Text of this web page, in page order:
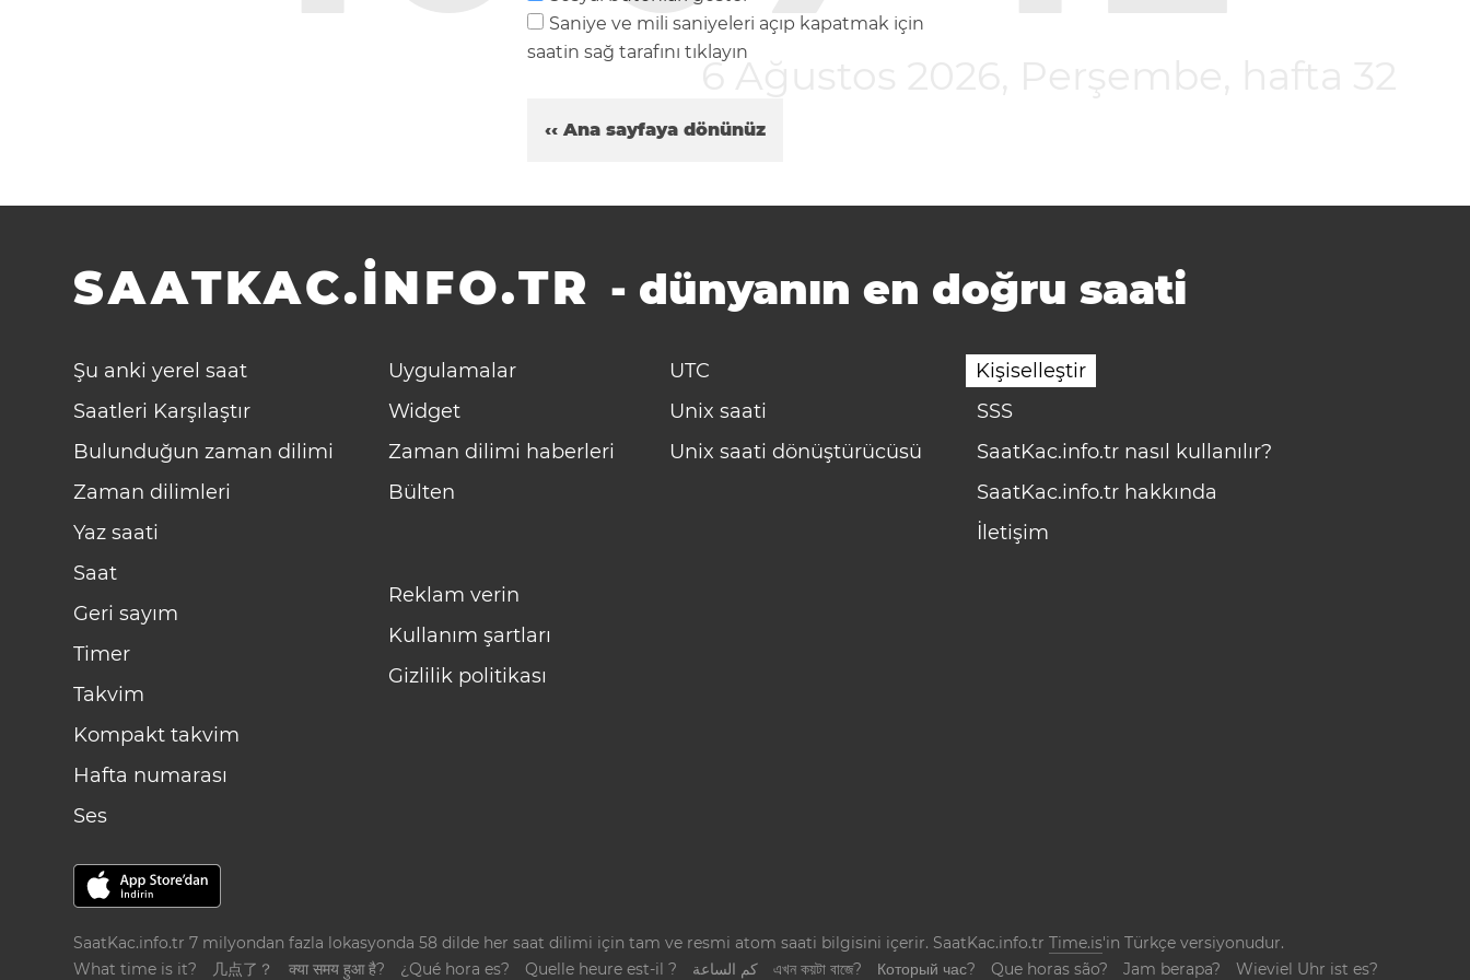
6 Ağustos 2026, Perşembe,
Saniye ve mili saniyeleri açıp kapatmak için
saatin sağ tarafını tıklayın
‹‹ Ana sayfaya dönünüz
SAATKAC.INFO.TR - dünyanın en doğru saati
Şu anki yerel saat
Saatleri Karşılaştır
Bulunduğun zaman dilimi
Zaman dilimleri
Yaz saati
Saat
Geri sayım
Timer
Takvim
Kompakt takvim
Hafta numarası
Ses
Uygulamalar
Widget
Zaman dilimi haberleri
Bülten
UTC
Unix saati
Unix saati dönüştürücüsü
Kişiselleştir
SSS
SaatKac.info.tr nasıl kullanılır?
SaatKac.info.tr hakkında
İletişim
Reklam verin
Kullanım şartları
Gizlilik politikası
SaatKac.info.tr 7 milyondan fazla lokasyonda 58 dilde her saat dilimi için tam ve resmi atom saati bilgisini içerir. SaatKac.info.trTime.is'in Türkçe versiyonudur.
What time is it?
几点了？ क्या समय हुआ है? ¿Qué hora es? Quelle heure est-il ? كم الساعة এখন কয়টা বাজে? Который час? Que horas são? Jam berapa? Wieviel Uhr ist es?